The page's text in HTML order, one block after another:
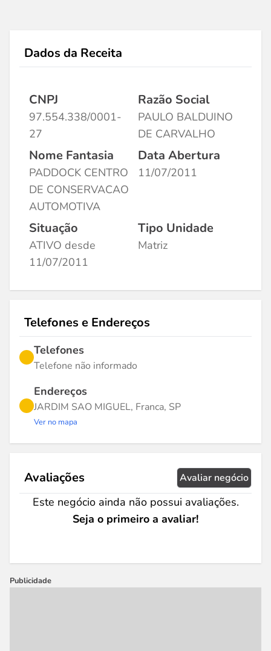
Dados da Receita
CNPJ
97.554.338/0001-
27
Razão Social
PAULO BALDUINO
DE CARVALHO
Nome Fantasia
PADDOCK CENTRO
DE CONSERVACAO
AUTOMOTIVA
Data Abertura
11/07/2011
Situação
ATIVO desde
11/07/2011
Tipo Unidade
Matriz
Telefones e Endereços
Telefones
Telefone não informado
Endereços
JARDIM SAO MIGUEL, Franca, SP
Ver no mapa
Avaliações Avaliar negócio
Este negócio ainda não possui avaliações.
Seja o primeiro a avaliar!
Publicidade